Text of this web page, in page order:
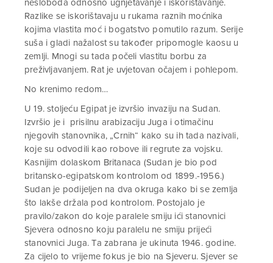
nesloboda odnosno ugnjetavanje i iskorištavanje.
Razlike se iskorištavaju u rukama raznih moćnika
kojima vlastita moć i bogatstvo pomutilo razum. Serije
suša i gladi nažalost su također pripomogle kaosu u
zemlji. Mnogi su tada počeli vlastitu borbu za
preživljavanjem. Rat je uvjetovan očajem i pohlepom.
No krenimo redom…
U 19. stoljeću Egipat je izvršio invaziju na Sudan.
Izvršio je i prisilnu arabizaciju Juga i otimačinu
njegovih stanovnika, „Crnih“ kako su ih tada nazivali,
koje su odvodili kao robove ili regrute za vojsku.
Kasnijim dolaskom Britanaca (Sudan je bio pod
britansko-egipatskom kontrolom od 1899.-1956.)
Sudan je podijeljen na dva okruga kako bi se zemlja
što lakše držala pod kontrolom. Postojalo je
pravilo/zakon do koje paralele smiju ići stanovnici
Sjevera odnosno koju paralelu ne smiju prijeći
stanovnici Juga. Ta zabrana je ukinuta 1946. godine.
Za cijelo to vrijeme fokus je bio na Sjeveru. Sjever se